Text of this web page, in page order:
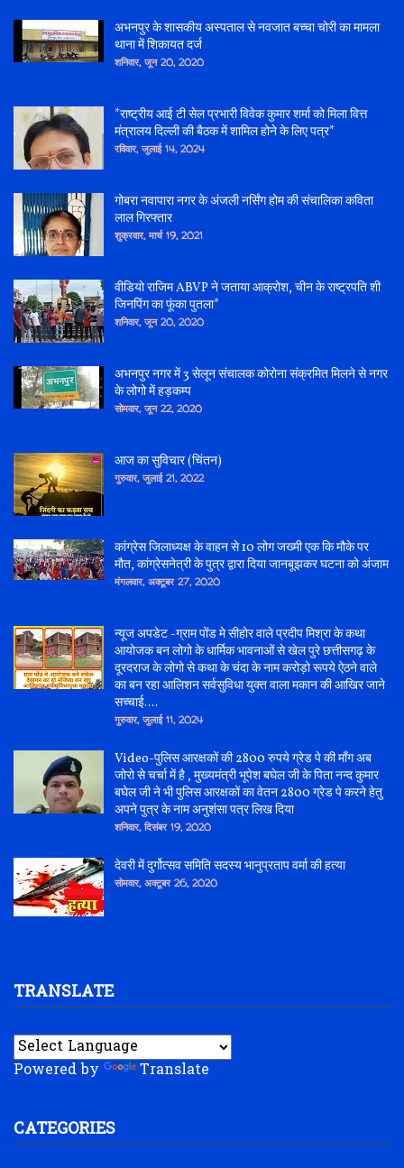
अभनपुर के शासकीय अस्पताल से नवजात बच्चा चोरी का मामला
थाना में शिकायत दर्ज
शनिवार, जून 20, 2020
*राष्ट्रीय आई टी सेल प्रभारी विवेक कुमार शर्मा को मिला वित्त
मंत्रालय दिल्ली की बैठक में शामिल होने के लिए पत्र*
रविवार, जुलाई 14, 2024
गोबरा नवापारा नगर के अंजली नर्सिंग होम की संचालिका कविता
लाल गिरफ्तार
शुक्रवार, मार्च 19, 2021
वीडियो राजिम ABVP ने जताया आक्रोश, चीन के राष्ट्रपति शी
जिनपिंग का फूंका पुतला*
शनिवार, जून 20, 2020
अभनपुर नगर में 3 सेलून संचालक कोरोना संक्रमित मिलने से नगर
के लोगो में हड़कम्प
सोमवार, जून 22, 2020
आज का सुविचार (चिंतन)
गुरुवार, जुलाई 21, 2022
कांग्रेस जिलाध्यक्ष के वाहन से 10 लोग जख्मी एक कि मौके पर
मौत, कांग्रेसनेत्री के पुत्र द्वारा दिया जानबूझकर घटना को अंजाम
मंगलवार, अक्टूबर 27, 2020
न्यूज अपडेट -ग्राम पोंड मे सीहोर वाले प्रदीप मिश्रा के कथा
आयोजक बन लोगो के धार्मिक भावनाओं से खेल पुरे छत्तीसगढ़ के
दूरदराज के लोगो से कथा के चंदा के नाम करोड़ो रूपये ऐठने वाले
का बन रहा आलिशन सर्वसुविधा युक्त वाला मकान की आखिर जाने
सच्चाई....
गुरुवार, जुलाई 11, 2024
Video-पुलिस आरक्षकों की 2800 रुपये ग्रेड पे की माँग अब
जोरो से चर्चा में है , मुख्यमंत्री भूपेश बघेल जी के पिता नन्द कुमार
बघेल जी ने भी पुलिस आरक्षकों का वेतन 2800 ग्रेड पे करने हेतु
अपने पुत्र के नाम अनुशंसा पत्र लिख दिया
शनिवार, दिसंबर 19, 2020
देवरी में दुर्गोत्सव समिति सदस्य भानुप्रताप वर्मा की हत्या
सोमवार, अक्टूबर 26, 2020
TRANSLATE
Powered by Translate
CATEGORIES